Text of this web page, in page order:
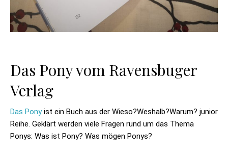
Das Pony vom Ravensbuger
Verlag
Das Ponyist ein Buch aus der Wieso?Weshalb?Warum? junior
Reihe. Geklärt werden viele Fragen rund um das Thema
Ponys: Was ist Pony? Was mögen Ponys?